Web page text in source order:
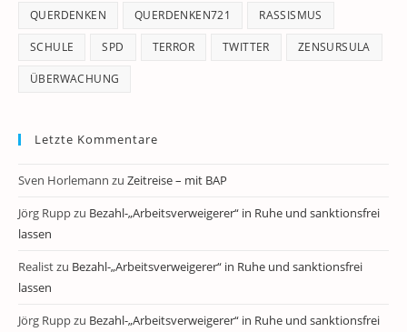
QUERDENKEN QUERDENKEN721 RASSISMUS
SCHULE SPD TERROR TWITTER ZENSURSULA
ÜBERWACHUNG
Letzte Kommentare
Sven Horlemann zu Zeitreise – mit BAP
Jörg Ruppzu Bezahl-„Arbeitsverweigerer“ in Ruhe und sanktionsfrei
lassen
Realistzu Bezahl-„Arbeitsverweigerer“ in Ruhe und sanktionsfrei
lassen
Jörg Ruppzu Bezahl-„Arbeitsverweigerer“ in Ruhe und sanktionsfrei